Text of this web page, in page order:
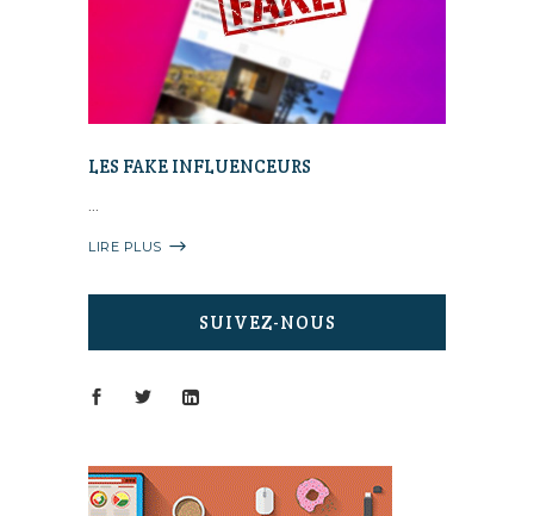
LES FAKE INFLUENCEURS
LIRE PLUS
SUIVEZ-NOUS